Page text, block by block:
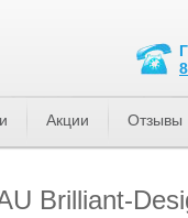
Brilliant-
Акции Отзывы